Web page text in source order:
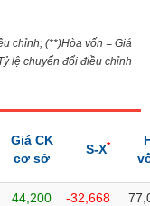
chỉnh; (**)Hòa vốn = Giá
lệ chuyển đổi điều chỉnh
Giá CK
cơ sở
S-X*
44,200 -32,668